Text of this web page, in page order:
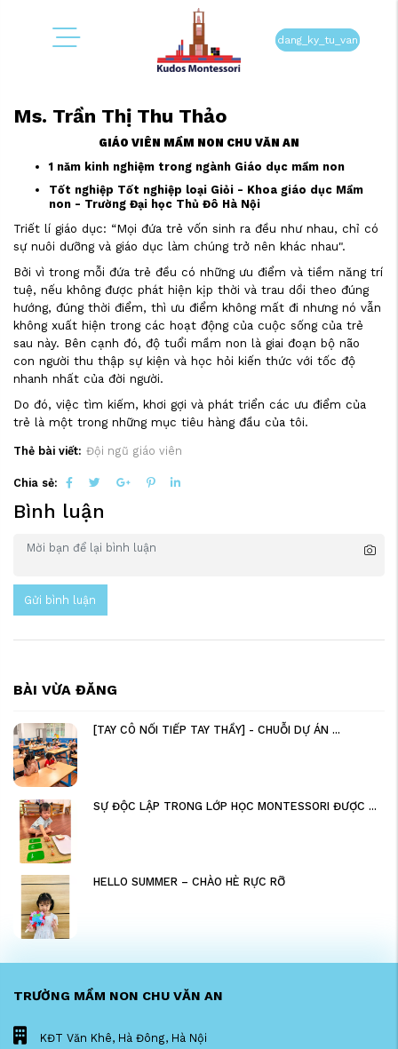
dang_ky_tu_van
Ms. Trần Thị Thu Thảo
GIÁO VIÊN MẦM NON CHU VĂN AN
1 năm kinh nghiệm trong ngành Giáo dục mầm non
Tốt nghiệp Tốt nghiệp loại Giỏi - Khoa giáo dục Mầm
non - Trường Đại học Thủ Đô Hà Nội
Triết lí giáo dục: “Mọi đứa trẻ vốn sinh ra đều như nhau, chỉ có
sự nuôi dưỡng và giáo dục làm chúng trở nên khác nhau".
Bởi vì trong mỗi đứa trẻ đều có những ưu điểm và tiềm năng trí
tuệ, nếu không được phát hiện kịp thời và trau dồi theo đúng
hướng, đúng thời điểm, thì ưu điểm không mất đi nhưng nó vẫn
không xuất hiện trong các hoạt động của cuộc sống của trẻ
sau này. Bên cạnh đó, độ tuổi mầm non là giai đoạn bộ não
con người thu thập sự kiện và học hỏi kiến thức với tốc độ
nhanh nhất của đời người.
Do đó, việc tìm kiếm, khơi gợi và phát triển các ưu điểm của
trẻ là một trong những mục tiêu hàng đầu của tôi.
Thẻ bài viết: Đội ngũ giáo viên
Chia sẻ:
Bình luận
Gửi bình luận
BÀI VỪA ĐĂNG
[TAY CÔ NỐI TIẾP TAY THẦY] - CHUỖI DỰ ÁN ...
SỰ ĐỘC LẬP TRONG LỚP HỌC MONTESSORI ĐƯỢC ...
HELLO SUMMER – CHÀO HÈ RỰC RỠ
TRƯỜNG MẦM NON CHU VĂN AN
KĐT Văn Khê, Hà Đông, Hà Nội